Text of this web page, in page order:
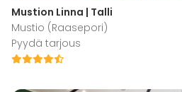
Mustion Linna | Talli
Mustio (Raasepori)
Pyydä tarjous